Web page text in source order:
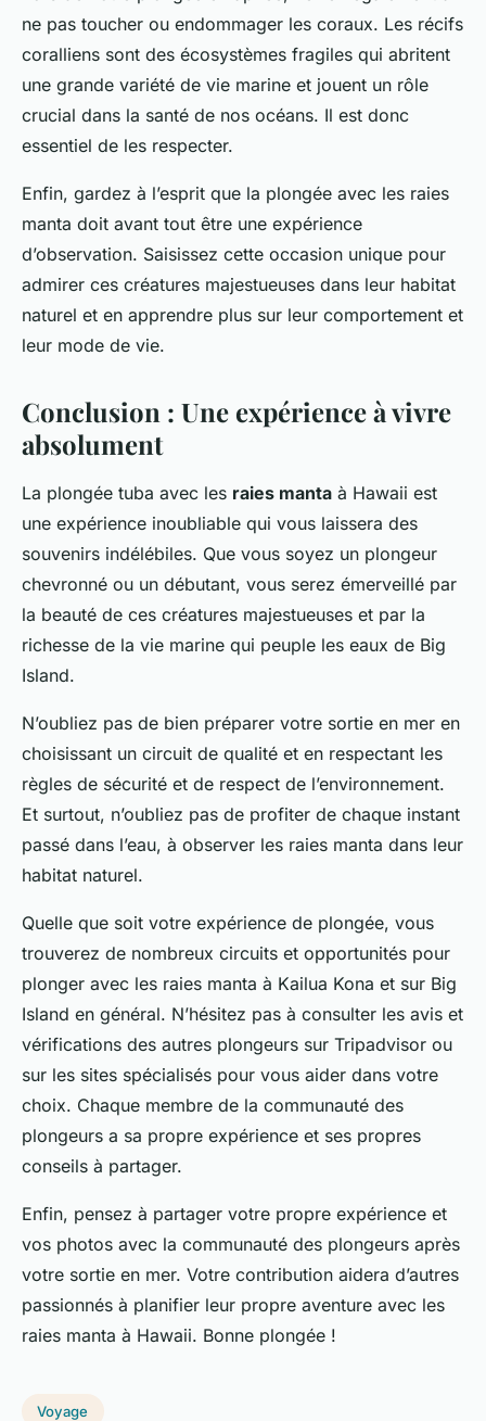
ne pas toucher ou endommager les coraux. Les récifs
coralliens sont des écosystèmes fragiles qui abritent
une grande variété de vie marine et jouent un rôle
crucial dans la santé de nos océans. Il est donc
essentiel de les respecter.
Enfin, gardez à l’esprit que la plongée avec les raies
manta doit avant tout être une expérience
d’observation. Saisissez cette occasion unique pour
admirer ces créatures majestueuses dans leur habitat
naturel et en apprendre plus sur leur comportement et
leur mode de vie.
Conclusion : Une expérience à vivre
absolument
La plongée tuba avec les raies manta à Hawaii est
une expérience inoubliable qui vous laissera des
souvenirs indélébiles. Que vous soyez un plongeur
chevronné ou un débutant, vous serez émerveillé par
la beauté de ces créatures majestueuses et par la
richesse de la vie marine qui peuple les eaux de Big
Island.
N’oubliez pas de bien préparer votre sortie en mer en
choisissant un circuit de qualité et en respectant les
règles de sécurité et de respect de l’environnement.
Et surtout, n’oubliez pas de profiter de chaque instant
passé dans l’eau, à observer les raies manta dans leur
habitat naturel.
Quelle que soit votre expérience de plongée, vous
trouverez de nombreux circuits et opportunités pour
plonger avec les raies manta à Kailua Kona et sur Big
Island en général. N’hésitez pas à consulter les avis et
vérifications des autres plongeurs sur Tripadvisor ou
sur les sites spécialisés pour vous aider dans votre
choix. Chaque membre de la communauté des
plongeurs a sa propre expérience et ses propres
conseils à partager.
Enfin, pensez à partager votre propre expérience et
vos photos avec la communauté des plongeurs après
votre sortie en mer. Votre contribution aidera d’autres
passionnés à planifier leur propre aventure avec les
raies manta à Hawaii. Bonne plongée !
Voyage